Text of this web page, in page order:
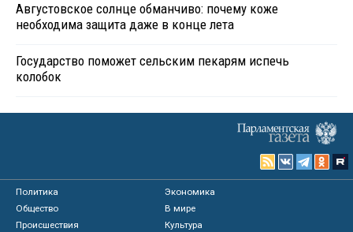
Августовское солнце обманчиво: почему коже
необходима защита даже в конце лета
Государство поможет сельским пекарям испечь
колобок
Политика
Экономика
Общество
В мире
Происшествия
Культура